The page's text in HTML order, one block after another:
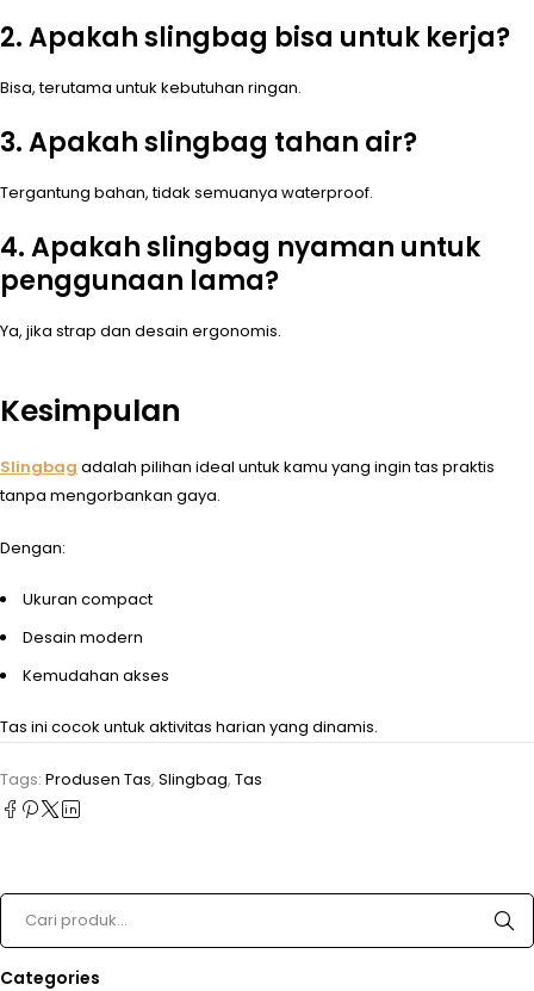
2. Apakah slingbag bisa untuk kerja?
Bisa, terutama untuk kebutuhan ringan.
3. Apakah slingbag tahan air?
Tergantung bahan, tidak semuanya waterproof.
4. Apakah slingbag nyaman untuk
penggunaan lama?
Ya, jika strap dan desain ergonomis.
Kesimpulan
Slingbag adalah pilihan ideal untuk kamu yang ingin tas praktis
tanpa mengorbankan gaya.
Dengan:
Ukuran compact
Desain modern
Kemudahan akses
Tas ini cocok untuk aktivitas harian yang dinamis.
Tags: Produsen Tas, Slingbag, Tas
Categories